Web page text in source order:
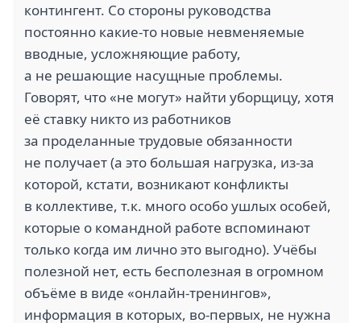
контингент. Со стороны руководства
постоянно какие-то новые невменяемые
вводные, усложняющие работу,
а не решающие насущные проблемы.
Говорят, что «не могут» найти уборщицу, хотя
её ставку никто из работников
за проделанные трудовые обязанности
не получает (а это большая нагрузка, из-за
которой, кстати, возникают конфликты
в коллективе, т.к. много особо ушлых особей,
которые о командной работе вспоминают
только когда им лично это выгодно). Учёбы
полезной нет, есть бесполезная в огромном
объёме в виде «онлайн-тренингов»,
информация в которых, во-первых, не нужна